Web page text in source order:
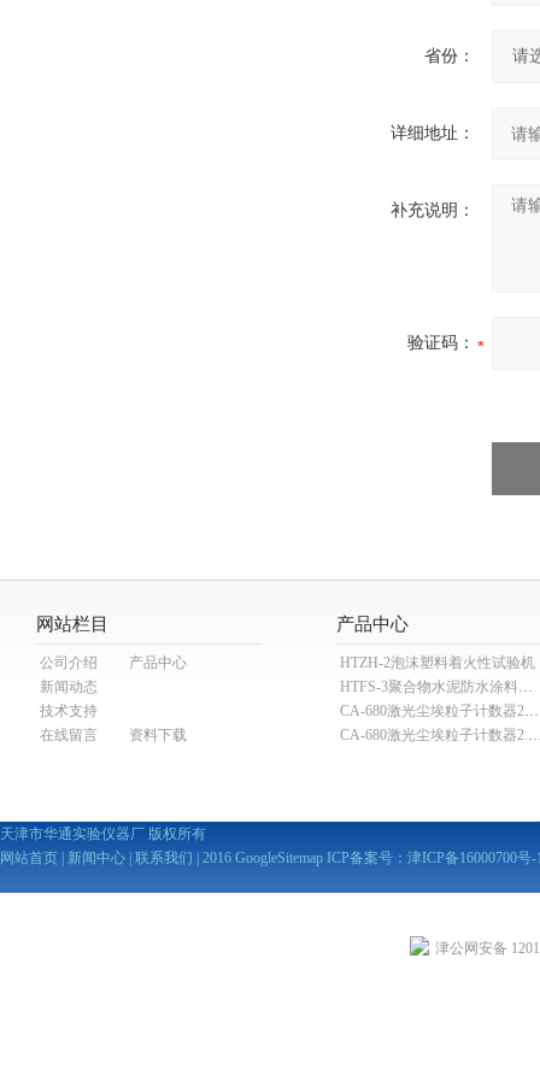
省份：
详细地址：
补充说明：
验证码：
网站栏目
公司介绍
产品中心
新闻动态
技术支持
在线留言
资料下载
产品中心
HTZH-2泡沫塑料着火性试验机
HTFS-3聚合物水泥防水涂料分散机
CA-680激光尘埃粒子计数器28.3L
CA-680激光尘埃粒子
天津市华通实验仪器厂 版权所有
网站首页
新闻中心 联系我们 | 2016 GoogleSitemap ICP备案号： 津ICP备16000700号-
津公网安备